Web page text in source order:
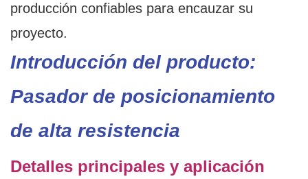
producción confiables para encauzar su
proyecto.
Introducción del producto:
Pasador de posicionamiento
de alta resistencia
Detalles principales y aplicación